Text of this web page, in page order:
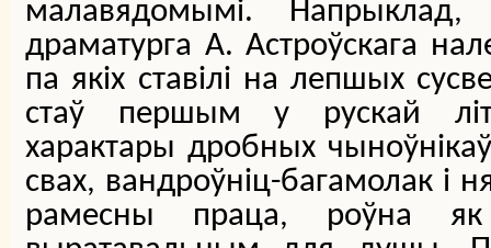
малавядомымі.
драматурга А. Астроўскага
па якіх ставілі на лепшых
стаў першым у рускай
характары дробных
свах, вандроўніц-багамолак і
рамесны праца, роўна